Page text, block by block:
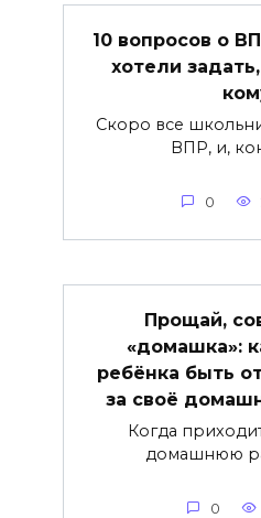
10 вопросов о
хотели
Скоро все
ВПР, и,
0
Прощай,
«домашка»:
ребёнка быть
за своё
Когда
домашнюю
0